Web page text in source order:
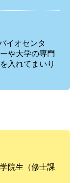
イオセンタ
や大学の専門
入れてまいり
院生（修士課